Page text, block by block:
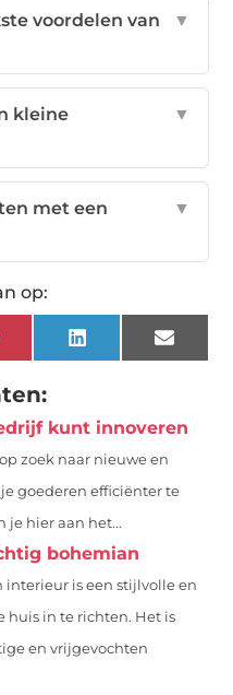
voordelen van
▼
kleine
▼
met een
▼
op:
LinkedIn Email
kunt innoveren
zoek naar nieuwe en
goederen efficiënter te
je hier aan het...
bohemian
interieur is een stijlvolle en
huis in te richten. Het is
en vrijgevochten